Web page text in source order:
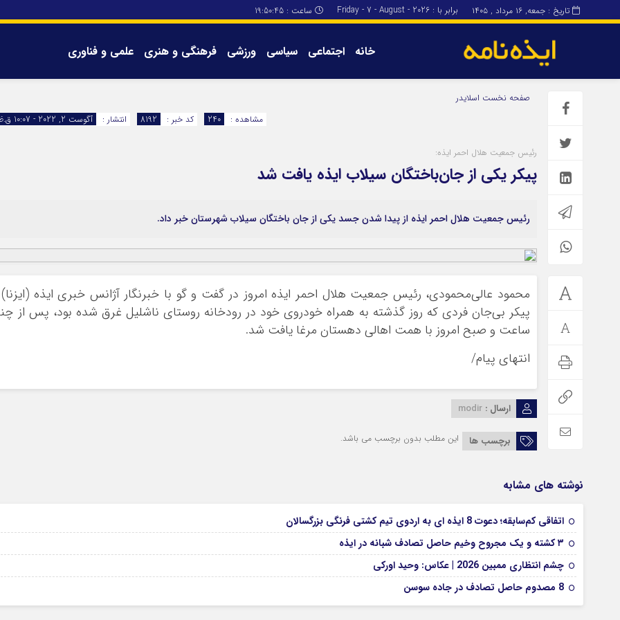
تاریخ : جمعه, ۱۶ مرداد , ۱۴۰۵ برابر با : Friday - 7 - August - 2026 ساعت : 19:50:45
خانه اجتماعی سیاسی ورزشی فرهنگی و هنری علمی و فناوری
برگه نمونهصفحه نخست اسلایدر
انتشار :
آگوست 2, 2022 - 10:07 ق.ظ کد خبر : 8192 مشاهده : 240
رئیس جمعیت هلال احمر ایذه:
پیکر یکی از جان‌باختگان سیلاب ایذه یافت شد
رئیس جمعیت هلال احمر ایذه از پیدا شدن جسد یکی از جان باختگان سیلاب شهرستان خبر داد.
محمود عالی‌محمودی، رئیس جمعیت هلال احمر ایذه امروز در گفت و گو با خبرنگار آژانس خبری ایذه
پیکر بی‌جان فردی که روز گذشته به همراه خودروی خود در رودخانه روستای ناشلیل غرق شده بود، پس از
ساعت و صبح امروز با همت اهالی دهستان مرغا یافت شد.
انتهای پیام/
ارسال : modir
برچسب ها این مطلب بدون برچسب می باشد.
نوشته های مشابه
اتفاقی کم‌سابقه؛ دعوت 8 ایذه ای به اردوی تیم کشتی فرنگی بزرگسالان
۳ کشته و یک مجروح وخیم حاصل تصادف شبانه در ایذه
چشم انتظاری ممبین 2026 | عکاس: وحید اورکی
8 مصدوم حاصل تصادف در جاده سوسن